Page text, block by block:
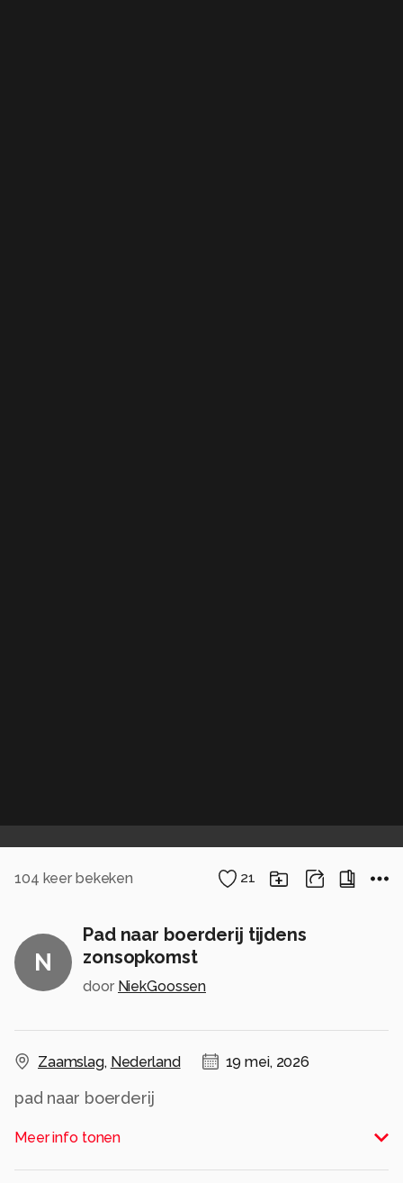
104 keer bekeken 21
N
Pad naar boerderij tijdens
zonsopkomst
door NiekGoossen
Zaamslag, Nederland 19 mei, 2026
pad naar boerderij
Alle rechten voorbehouden
Meer info tonen